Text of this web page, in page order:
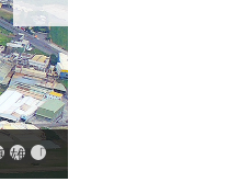
-工業管線查詢系統
訊網
訊整合系統平台 - 綠能資訊
理資訊整合系統平台 -
轉服務平台
網
展網
刊『雄心.大誌』
雄心高飛 創新經典
「我的E政府」入口網